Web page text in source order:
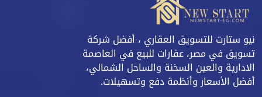
نيو ستارت للتسويق العقاري ، أفضل شركة
تسويق في مصر، عقارات للبيع في العاصمة
الادارية والعين السخنة والساحل الشمالي،
أفضل الأسعار وأنظمة دفع وتسهيلات.